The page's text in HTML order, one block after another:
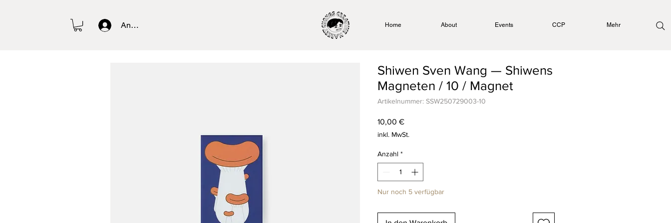
Anmelden Home About Events CCP Mehr
Shiwen Sven Wang — Shiwens
Magneten / 10 / Magnet
Artikelnummer: SSW250729003-10
10,00 €Preis
inkl. MwSt.
Anzahl *
Nur noch 5 verfügbar